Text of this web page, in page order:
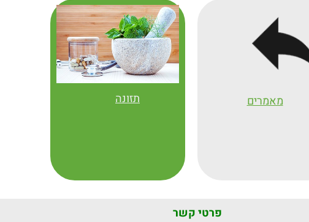
מאמרים תזונה
פרטי קשר